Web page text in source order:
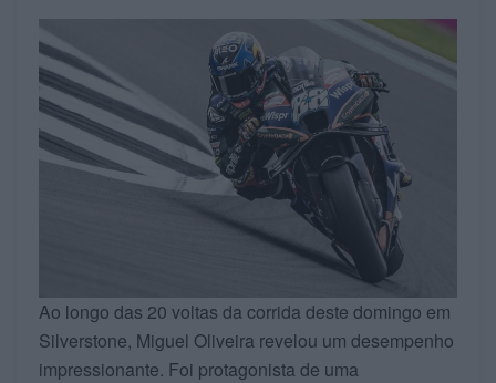
Ao longo das 20 voltas da corrida deste domingo em
Silverstone, Miguel Oliveira revelou um desempenho
impressionante. Foi protagonista de uma